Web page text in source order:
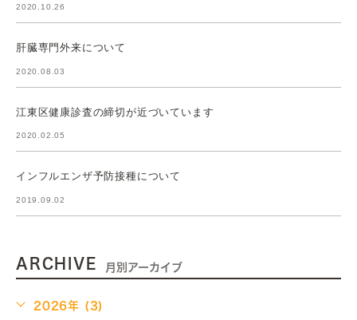
2020.10.26
肝臓専門外来について
2020.08.03
江東区健康診査の締切が近づいています
2020.02.05
インフルエンザ予防接種について
2019.09.02
ARCHIVE 月別アーカイブ
2026年 (3)